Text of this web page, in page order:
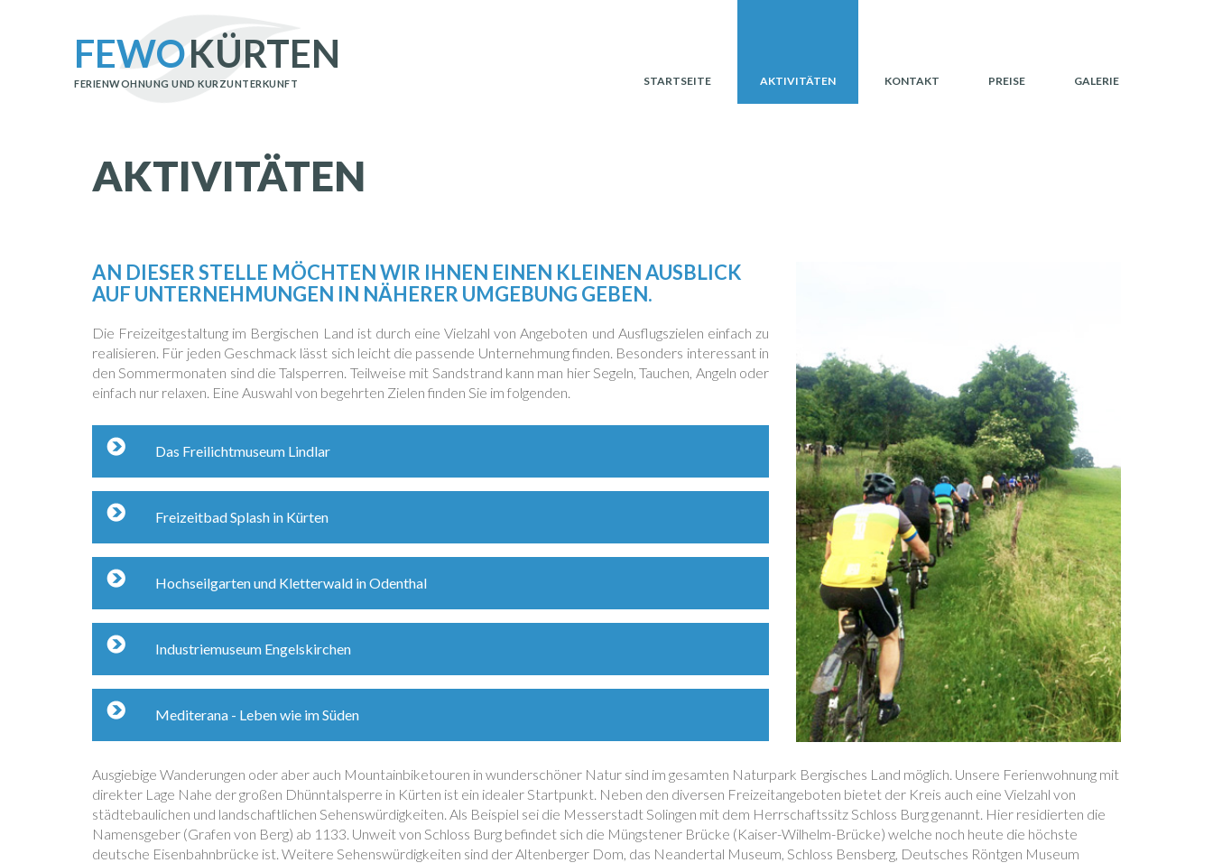
FEWOKÜRTEN
FERIENWOHNUNG UND KURZUNTERKUNFT STARTSEITE AKTIVITÄTEN KONTAKT PREISE GALERIE
AKTIVITÄTEN
AN DIESER STELLE MÖCHTEN WIR IHNEN EINEN KLEINEN AUSBLICK
AUF UNTERNEHMUNGEN IN NÄHERER UMGEBUNG GEBEN.
Die Freizeitgestaltung im Bergischen Land ist durch eine Vielzahl von Angeboten und Ausflugszielen einfach zu
realisieren. Für jeden Geschmack lässt sich leicht die passende Unternehmung finden. Besonders interessant in
den Sommermonaten sind die Talsperren. Teilweise mit Sandstrand kann man hier Segeln, Tauchen, Angeln oder
einfach nur relaxen. Eine Auswahl von begehrten Zielen finden Sie im folgenden.
Das Freilichtmuseum Lindlar
Freizeitbad Splash in Kürten
Hochseilgarten und Kletterwald in Odenthal
Industriemuseum Engelskirchen
Mediterana - Leben wie im Süden
Ausgiebige Wanderungen oder aber auch Mountainbiketouren in wunderschöner Natur sind im gesamten Naturpark Bergisches Land möglich. Unsere Ferienwohnung mit
direkter Lage Nahe der großen Dhünntalsperre in Kürten ist ein idealer Startpunkt. Neben den diversen Freizeitangeboten bietet der Kreis auch eine Vielzahl von
städtebaulichen und landschaftlichen Sehenswürdigkeiten. Als Beispiel sei die Messerstadt Solingen mit dem Herrschaftssitz Schloss Burg genannt. Hier residierten die
Namensgeber (Grafen von Berg) ab 1133. Unweit von Schloss Burg befindet sich die Müngstener Brücke (Kaiser-Wilhelm-Brücke) welche noch heute die höchste
deutsche Eisenbahnbrücke ist. Weitere Sehenswürdigkeiten sind der Altenberger Dom, das Neandertal Museum, Schloss Bensberg, Deutsches Röntgen Museum